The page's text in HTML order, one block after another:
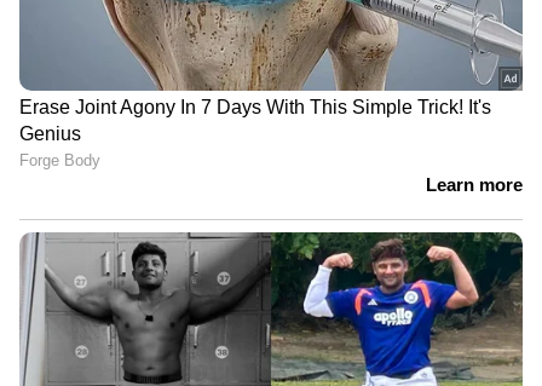
DOWNLOAD APP
RECOMMENDED STORIES